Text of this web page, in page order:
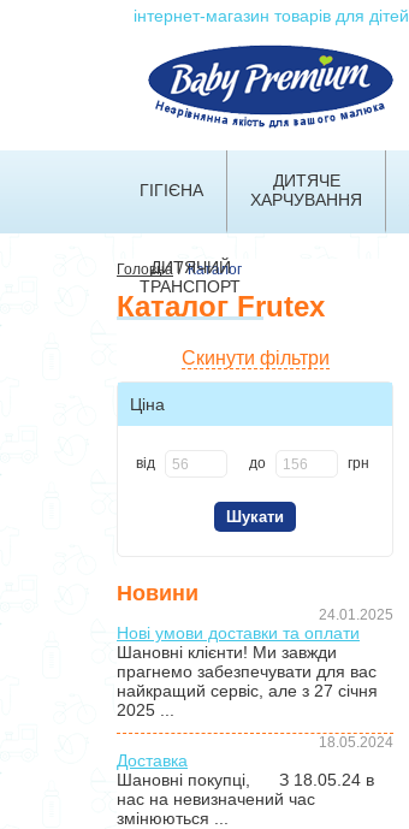
інтернет-магазин товарів для дітей
ГІГІЄНА
ДИТЯЧЕ
ХАРЧУВАННЯ
ДИТЯЧИЙ
ТРАНСПОРТ
Головна/Каталог
Каталог Frutex
Скинути фільтри
Ціна
від до грн
Новини
24.01.2025
Нові умови доставки та оплати
Шановні клієнти! Ми завжди
прагнемо забезпечувати для вас
найкращий сервіс, але з 27 січня
2025 ...
18.05.2024
Доставка
Шановні покупці, З 18.05.24 в
нас на невизначений час
змінюються ...